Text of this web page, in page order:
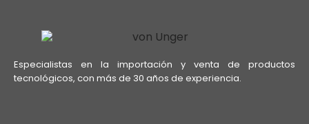
Especialistas en la importación y venta de productos
tecnológicos, con más de 30 años de experiencia.